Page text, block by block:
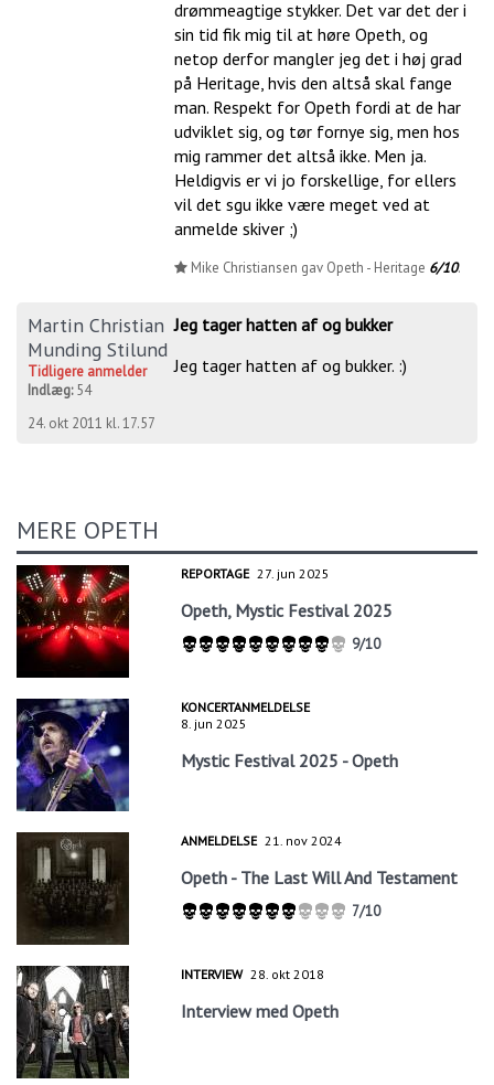
drømmeagtige stykker. Det var det der i
sin tid fik mig til at høre Opeth, og
netop derfor mangler jeg det i høj grad
på Heritage, hvis den altså skal fange
man. Respekt for Opeth fordi at de har
udviklet sig, og tør fornye sig, men hos
mig rammer det altså ikke. Men ja.
Heldigvis er vi jo forskellige, for ellers
vil det sgu ikke være meget ved at
anmelde skiver ;)
Mike Christiansen gav Opeth - Heritage 6/10.
Martin Christian
Munding Stilund
Tidligere anmelder
Indlæg:54
24. okt 2011 kl. 17.57
Jeg tager hatten af og bukker
Jeg tager hatten af og bukker. :)
MERE OPETH
REPORTAGE 27. jun 2025
Opeth, Mystic Festival 2025
9/10
KONCERTANMELDELSE
8. jun 2025
Mystic Festival 2025 - Opeth
ANMELDELSE 21. nov 2024
Opeth - The Last Will And Testament
7/10
INTERVIEW 28. okt 2018
Interview med Opeth